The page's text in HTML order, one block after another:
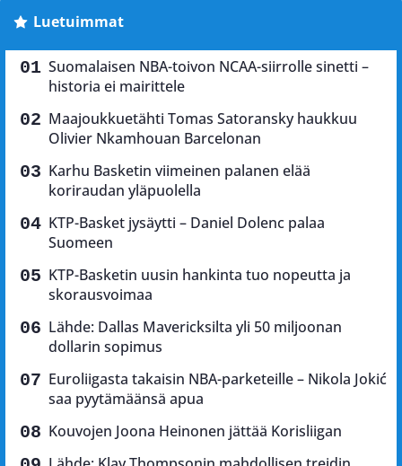
Luetuimmat
Suomalaisen NBA-toivon NCAA-siirrolle sinetti –
historia ei mairittele
Maajoukkuetähti Tomas Satoransky haukkuu
Olivier Nkamhouan Barcelonan
Karhu Basketin viimeinen palanen elää
koriraudan yläpuolella
KTP-Basket jysäytti – Daniel Dolenc palaa
Suomeen
KTP-Basketin uusin hankinta tuo nopeutta ja
skorausvoimaa
Lähde: Dallas Mavericksilta yli 50 miljoonan
dollarin sopimus
Euroliigasta takaisin NBA-parketeille – Nikola Jokić
saa pyytämäänsä apua
Kouvojen Joona Heinonen jättää Korisliigan